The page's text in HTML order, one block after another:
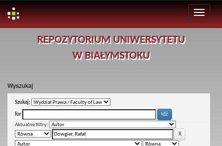
REPOZYTORIUM UNIWERSYTETU
W BIAŁYMSTOKU
Wyszukaj
Szukaj:
for
Aktualne filtry: